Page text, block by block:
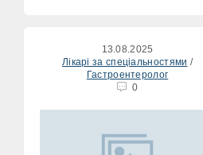
13.08.2025
Лікарі за спеціальностями /
Гастроентеролог
0
0